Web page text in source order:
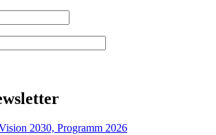
2030, Programm 2026